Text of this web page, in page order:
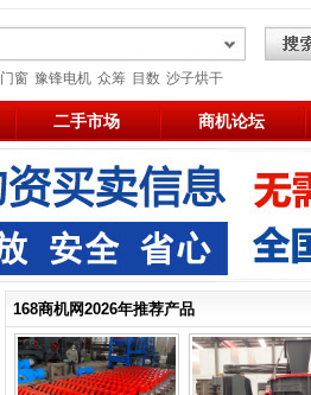
门窗 豫锋电机 众筹 目数 沙子烘干
二手市场 商机论坛
168商机网2026年推荐产品